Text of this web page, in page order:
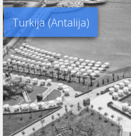
Turkija (Antalija)